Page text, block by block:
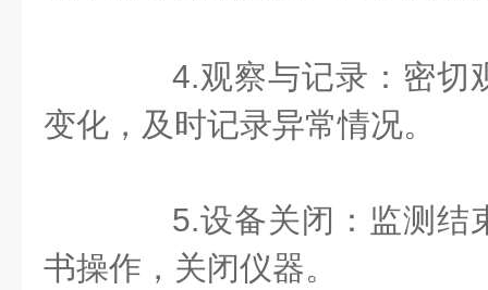
4.观察与记录：密切
变化，及时记录异常情况。
5.设备关闭：监测结
书操作，关闭仪器。